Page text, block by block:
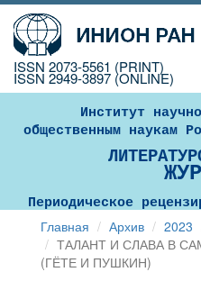
ISSN 2073-5561 (PRINT)
ISSN 2949-3897 (ONLINE)
Институт
общественным наукам
Периодическое
Главная Архив 2023
ТАЛАНТ И СЛАВА В
(ГЁТЕ И ПУШКИН)